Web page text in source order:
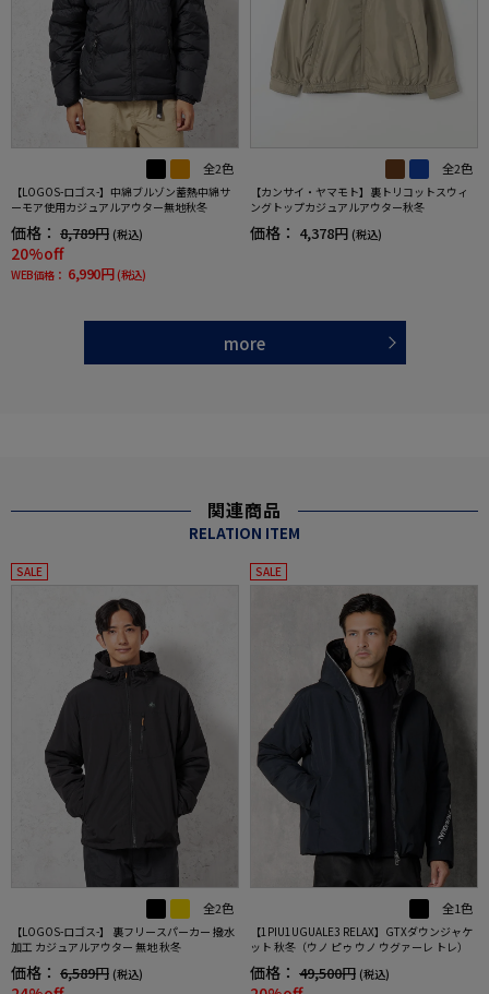
全2色
【LOGOS-ロゴス-】中綿ブルゾン蓄熱中綿サ
ーモア使用カジュアルアウター無地秋冬
価格： 8,789円 (税込)
20%off
WEB価格： 6,990円 (税込)
全2色
【カンサイ・ヤマモト】裏トリコットスウィ
ングトップカジュアルアウター秋冬
価格： 4,378円 (税込)
more
関連商品
RELATION ITEM
SALE
全2色
【LOGOS-ロゴス-】 裏フリースパーカー 撥水
加工 カジュアルアウター 無地 秋冬
価格： 6,589円 (税込)
SALE
全1色
【1PIU1UGUALE3 RELAX】GTXダウンジャケ
ット 秋冬（ウノ ピゥ ウノ ウグァーレ トレ）
価格： 49,500円 (税込)